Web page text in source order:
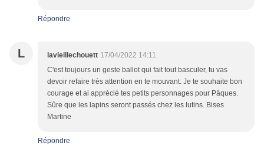
Répondre
L lavieillechouett 17/04/2022 14:11
C'est toujours un geste ballot qui fait tout basculer, tu vas
devoir refaire très attention en te mouvant. Je te souhaite bon
courage et ai apprécié tes petits personnages pour Pâques.
Sûre que les lapins seront passés chez les lutins. Bises
Martine
Répondre